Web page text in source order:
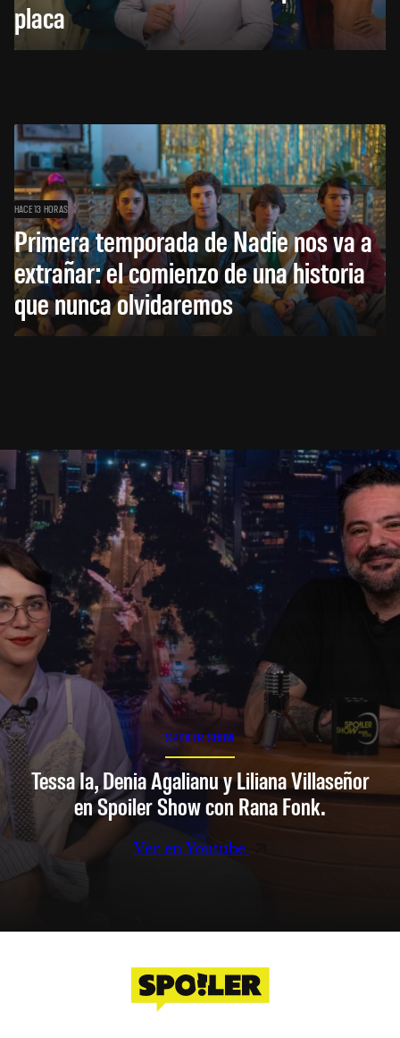
placa
HACE 13 HORAS
Primera temporada de Nadie nos va a
extrañar: el comienzo de una historia
que nunca olvidaremos
SPOILER SHOW
Tessa Ia, Denia Agalianu y Liliana Villaseñor
en Spoiler Show con Rana Fonk.
Ver en Youtube